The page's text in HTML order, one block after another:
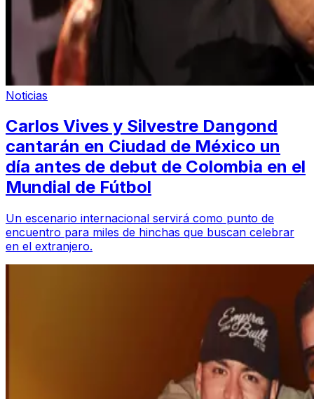
Noticias
Carlos Vives y Silvestre Dangond
cantarán en Ciudad de México un
día antes de debut de Colombia en el
Mundial de Fútbol
Un escenario internacional servirá como punto de
encuentro para miles de hinchas que buscan celebrar
en el extranjero.